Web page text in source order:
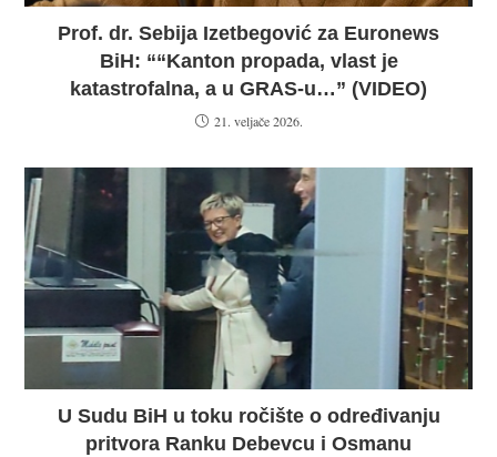
Prof. dr. Sebija Izetbegović za Euronews
BiH: ““Kanton propada, vlast je
katastrofalna, a u GRAS-u…” (VIDEO)
21. veljače 2026.
U Sudu BiH u toku ročište o određivanju
pritvora Ranku Debevcu i Osmanu